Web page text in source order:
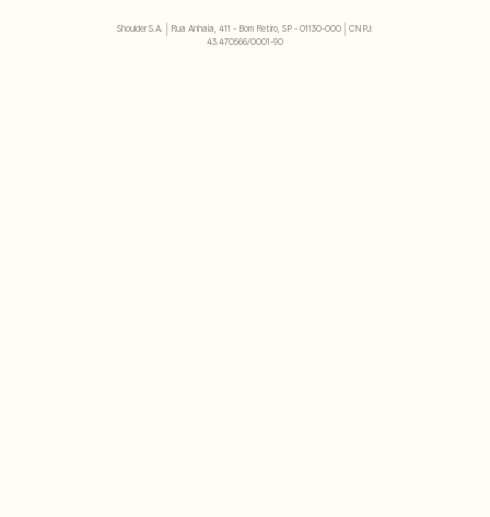
Shoulder S.A. | Rua Anhaia, 411 - Bom Retiro, SP - 01130-000 | CNPJ:
43.470566/0001-90